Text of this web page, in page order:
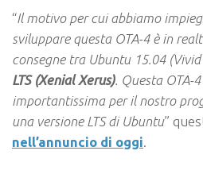
“Il motivo per cui abbiamo
sviluppare questa OTA-4 è in
consegne tra Ubuntu 15.04
LTS (Xenial Xerus). Questa OTA-
importantissima per il nostro
una versione LTS di Ubuntu”
nell’annuncio di oggi.